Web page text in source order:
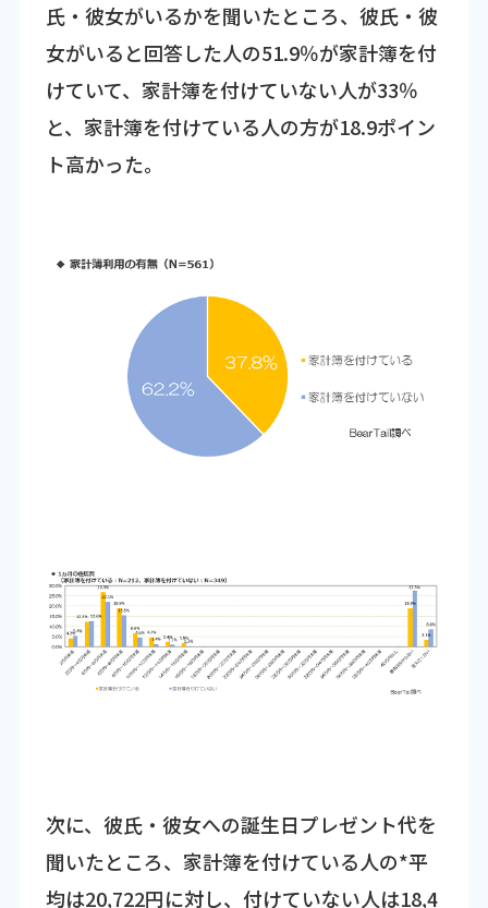
氏・彼女がいるかを聞いたところ、彼氏・彼
女がいると回答した人の51.9％が家計簿を付
けていて、家計簿を付けていない人が33％
と、家計簿を付けている人の方が18.9ポイン
ト高かった。
次に、彼氏・彼女への誕生日プレゼント代を
聞いたところ、家計簿を付けている人の*平
均は20,722円に対し、付けていない人は18,4